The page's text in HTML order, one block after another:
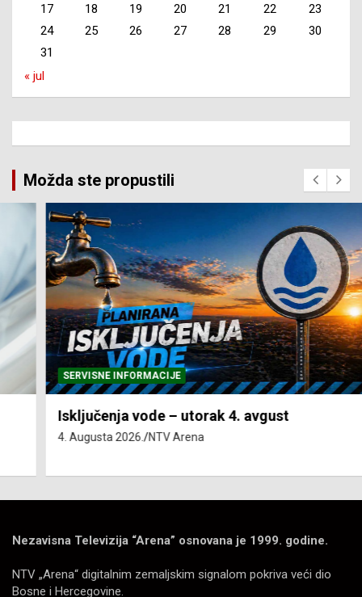
17
18 19 20 21 22
23
24
25 26 27 28 29
30
31
« jul
Možda ste propustili
SERVISNE INFORMACIJE
Isključenja vode – utorak 4. avgust
4. Augusta 2026. NTV Arena
Nezavisna Televizija “Arena” osnovana je 1999. godine.
NTV „Arena“ digitalnim zemaljskim signalom pokriva veći dio
Bosne i Hercegovine.